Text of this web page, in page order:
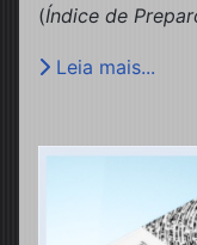
(Índice de
Leia mais...